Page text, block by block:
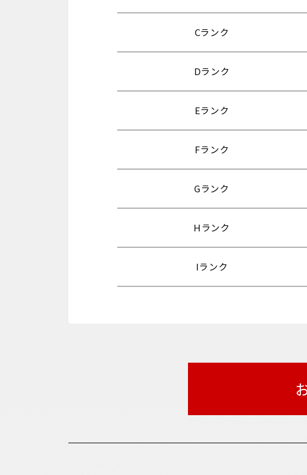
Cランク
Dランク
Eランク
Fランク
Gランク
Hランク
Iランク